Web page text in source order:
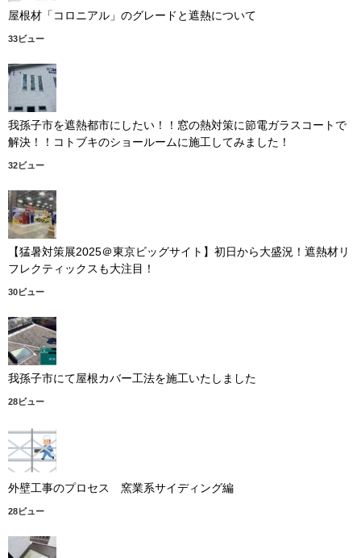
屋根材「コロニアル」のグレードと遮熱について
33ビュー
我孫子市を遮熱都市にしたい！！窓の熱対策に節電ガラスコートで
解決！！コトブキのショールームに施工してみました！
32ビュー
【猛暑対策展2025＠東京ビッグサイト】初日から大盛況！遮熱材リ
フレクティックスも大注目！
30ビュー
我孫子市にて屋根カバー工法を施工いたしました
28ビュー
外壁工事のプロセス 窯業系サイディング編
28ビュー